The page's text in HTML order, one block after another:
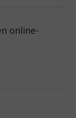
online-